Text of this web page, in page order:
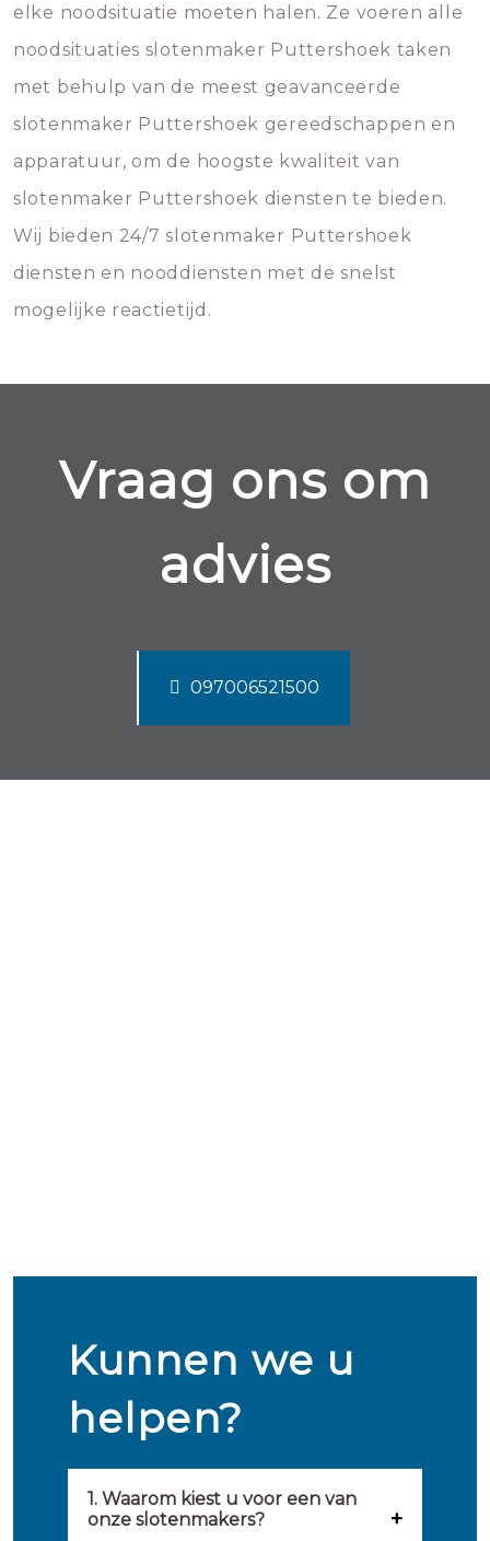
elke noodsituatie moeten halen. Ze voeren alle
noodsituaties slotenmaker Puttershoek taken
met behulp van de meest geavanceerde
slotenmaker Puttershoek gereedschappen en
apparatuur, om de hoogste kwaliteit van
slotenmaker Puttershoek diensten te bieden.
Wij bieden 24/7 slotenmaker Puttershoek
diensten en nooddiensten met de snelst
mogelijke reactietijd.
Vraag ons om
advies
097006521500
Kunnen we u
helpen?
1. Waarom kiest u voor een van
onze slotenmakers?